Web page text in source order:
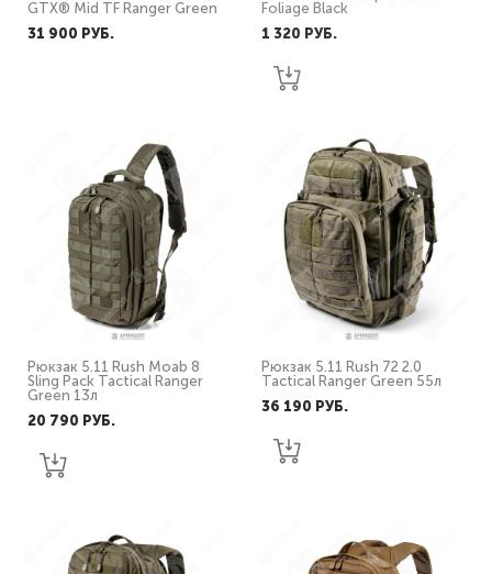
GTX® Mid TF Ranger Green
31 900 PУБ.
Foliage Black
1 320 PУБ.
Рюкзак 5.11 Rush Moab 8
Sling Pack Tactical Ranger
Green 13л
20 790 PУБ.
Рюкзак 5.11 Rush 72 2.0
Tactical Ranger Green 55л
36 190 PУБ.